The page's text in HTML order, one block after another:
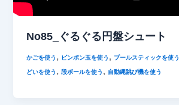
No85_ぐるぐる円盤シュート
かごを使う , ピンポン玉を使う , プールスティックを使う
どいを使う ,段ボールを使う , 自動縄跳び機を使う